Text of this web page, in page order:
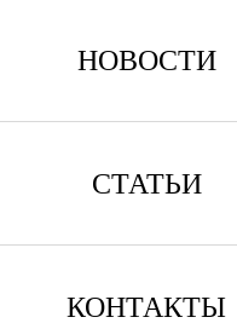
НОВОСТИ
СТАТЬИ
КОНТАКТЫ